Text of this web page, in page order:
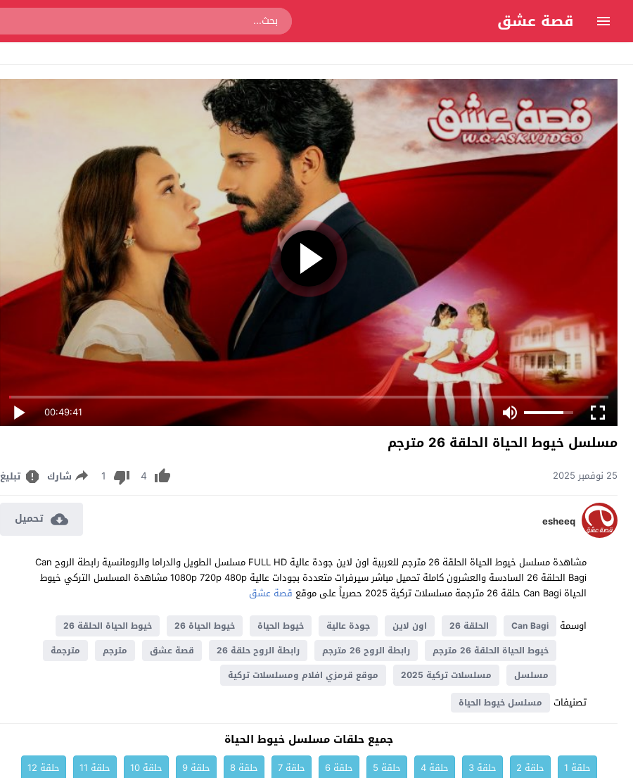
قصة عشق
00:49:41
مسلسل خيوط الحياة الحلقة 26 مترجم
25 نوفمبر 2025 4
1 شارك تبليغ
esheeq تحميل
مشاهدة مسلسل خيوط الحياة الحلقة 26 مترجم للعربية اون لاين جودة عالية FULL HD مسلسل الطويل والدراما والرومانسية رابطة الروح Can
Bagi الحلقة 26 السادسة والعشرون كاملة تحميل مباشر سيرفرات متعددة بجودات عالية 1080p 720p 480p مشاهدة المسلسل التركي خيوط
الحياة Can Bagi حلقة 26 مترجمة مسلسلات تركية 2025 حصرياً على موقع
قصة عشق
اوسمة
Can Bagi الحلقة 26 اون لاين جودة عالية خيوط الحياة خيوط الحياة 26
خيوط الحياة الحلقة 26
خيوط الحياة الحلقة 26 مترجم
رابطة الروح 26 مترجم رابطة الروح حلقة 26 قصة عشق مترجم
مترجمة
مسلسل
مسلسلات تركية 2025 موقع قرمزي افلام ومسلسلات تركية
تصنيفات مسلسل خيوط الحياة
جميع حلقات مسلسل خيوط الحياة
حلقة 1 حلقة 2 حلقة 3 حلقة 4 حلقة 5 حلقة 6 حلقة 7 حلقة 8 حلقة 9 حلقة 10 حلقة 11
حلقة 12